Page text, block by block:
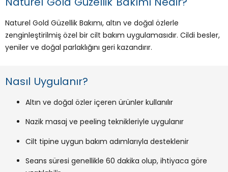
Naturel Gold Güzellik Bakımı, altın ve doğal özlerle
zenginleştirilmiş özel bir cilt bakım uygulamasıdır. Cildi besler,
yeniler ve doğal parlaklığını geri kazandırır.
Nasıl Uygulanır?
Altın ve doğal özler içeren ürünler kullanılır
Nazik masaj ve peeling teknikleriyle uygulanır
Cilt tipine uygun bakım adımlarıyla desteklenir
Seans süresi genellikle 60 dakika olup, ihtiyaca göre